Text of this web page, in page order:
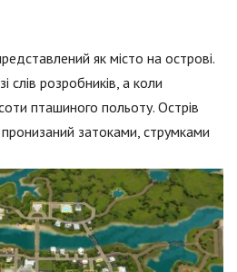
як місто на острові.
слів розробників, а коли
пташиного польоту. Острів
затоками, струмками